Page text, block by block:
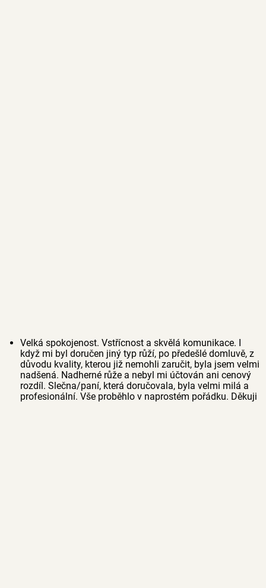
Velká spokojenost. Vstřícnost a skvělá komunikace. I
když mi byl doručen jiný typ růží, po předešlé domluvě, z
důvodu kvality, kterou již nemohli zaručit, byla jsem velmi
nadšená. Nadherné růže a nebyl mi účtován ani cenový
rozdíl. Slečna/paní, která doručovala, byla velmi milá a
profesionální. Vše proběhlo v naprostém pořádku. Děkuji